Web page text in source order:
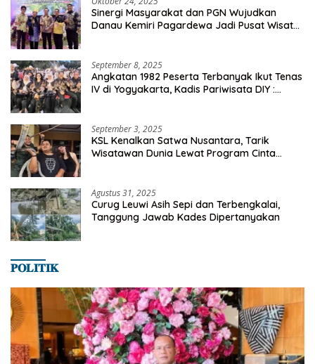
Sinergi Masyarakat dan PGN Wujudkan
Danau Kemiri Pagardewa Jadi Pusat Wisata
September 8, 2025
Angkatan 1982 Peserta Terbanyak Ikut Tenas
IV di Yogyakarta, Kadis Pariwisata DIY :
September 3, 2025
KSL Kenalkan Satwa Nusantara, Tarik
Wisatawan Dunia Lewat Program Cinta
Agustus 31, 2025
Curug Leuwi Asih Sepi dan Terbengkalai,
Tanggung Jawab Kades Dipertanyakan
𝐏𝐎𝐋𝐈𝐓𝐈𝐊